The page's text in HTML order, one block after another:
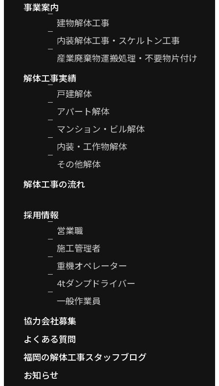
事業案内
建物解体工事
内装解体工事・スケルトン工事
産業廃棄物運搬処理・不要物片付け
解体工事実績
戸建解体
アパート解体
マンション・ビル解体
内装・工作物解体
その他解体
解体工事の流れ
採用情報
営業職
施工管理者
重機オペレーター
4tダンプドライバー
一般作業員
協力会社募集
よくある質問
福岡の解体工事スタッフブログ
お知らせ